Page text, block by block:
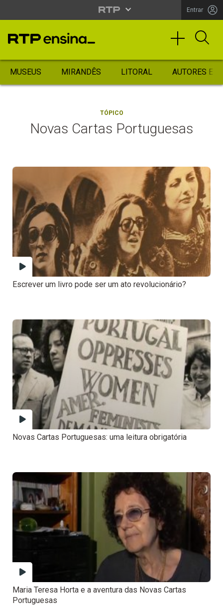
Entrar
MUSEUS MIRANDÊS LITORAL AUTORES
TÓPICO
Novas Cartas Portuguesas
Escrever um livro pode ser um ato revolucionário?
Novas Cartas Portuguesas: uma leitura obrigatória
Maria Teresa Horta e a aventura das Novas Cartas
Portuguesas